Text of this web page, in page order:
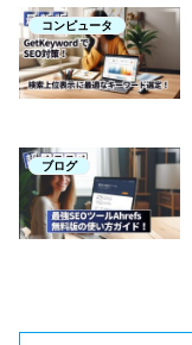
コンピュータ
ブログ